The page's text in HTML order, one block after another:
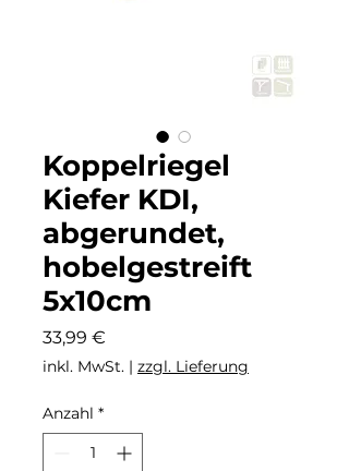
Koppelriegel
Kiefer KDI,
abgerundet,
hobelgestreift
5x10cm
33,99 €
inkl. MwSt. | zzgl. Lieferung
Anzahl *